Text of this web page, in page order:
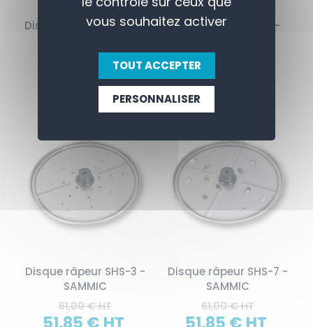
Disque râpeur SHS-4 -
51,85 € HT
Grille frites FFS-10 -
114,00 € HT
96,90 € HT
Disque râpeur SHS-3 -
SAMMIC
61,00 € HT
Disque râpeur SHS-7 -
SAMMIC
61,00 € HT
vous souhaitez activer
TOUT ACCEPTER
PERSONNALISER